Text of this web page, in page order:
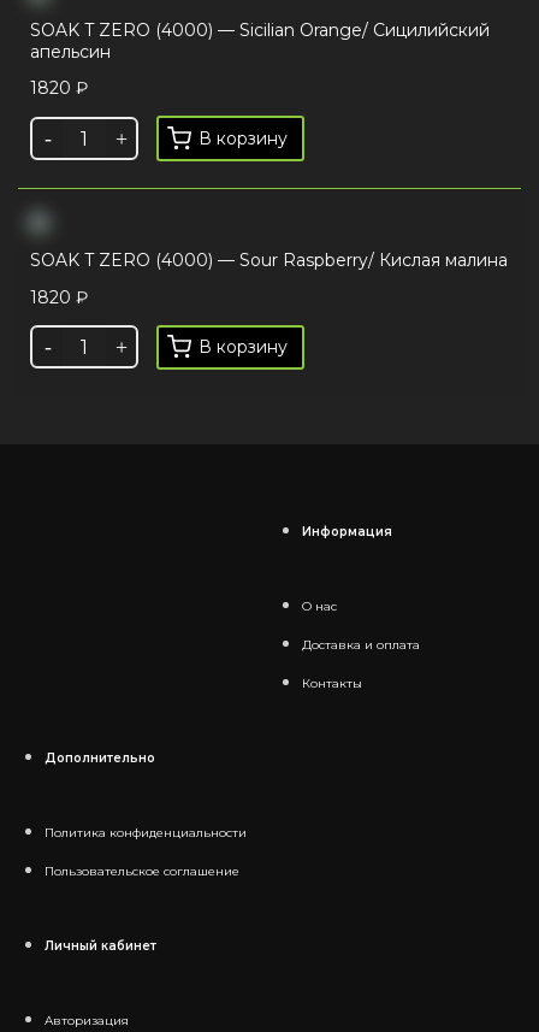
SOAK T ZERO (4000) — Sicilian Orange/ Сицилийский
апельсин
1820 ₽
В корзину
SOAK T ZERO (4000) — Sour Raspberry/ Кислая малина
1820 ₽
В корзину
Информация
О нас
Доставка и оплата
Контакты
Дополнительно
Политика конфиденциальности
Пользовательское соглашение
Личный кабинет
Авторизация